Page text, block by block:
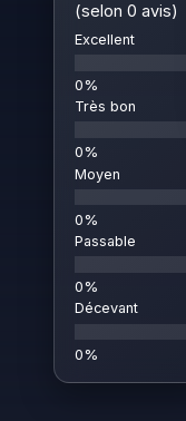
(selon 0 avis)
Excellent
Très bon
Moyen
Passable
Décevant